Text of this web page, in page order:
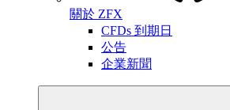
關於 ZFX
CFDs 到期日
公告
企業新聞